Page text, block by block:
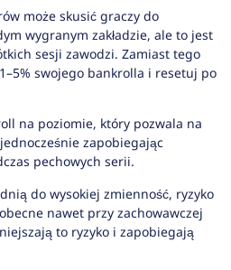
może skusić graczy do
wygranym zakładzie, ale to jest
sesji zawodzi. Zamiast tego
swojego bankrolla i resetuj po
na poziomie, który pozwala na
zapobiegając
pechowych serii.
do wysokiej zmienność, ryzyko
nawet przy zachowawczej
to ryzyko i zapobiegają